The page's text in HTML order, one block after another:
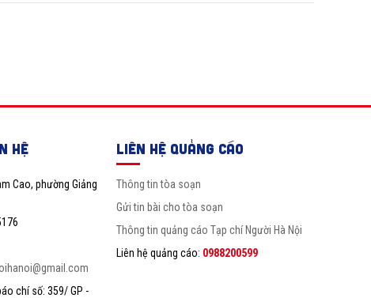
HỆ
Cao, phường Giảng
chí số: 359/ GP -
LIÊN HỆ QUẢNG CÁO
Thông tin tòa soạn
Gửi tin bài cho tòa soạn
Thông tin quảng cáo Tạp chí Người Hà Nội
Liên hệ quảng cáo: 0988200599